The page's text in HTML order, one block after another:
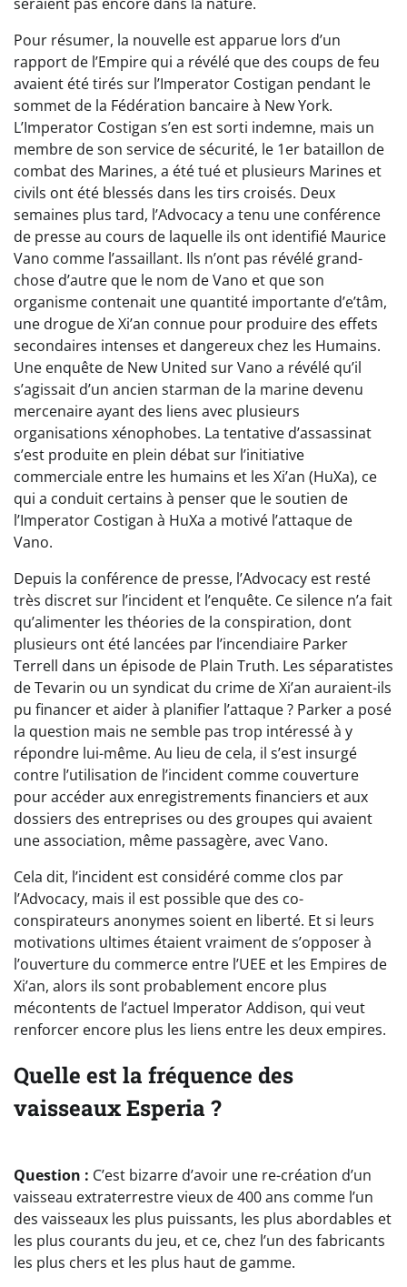
Pour résumer, la nouvelle est apparue lors d’un
rapport de l’Empire qui a révélé que des coups de feu
avaient été tirés sur l’Imperator Costigan pendant le
sommet de la Fédération bancaire à New York.
L’Imperator Costigan s’en est sorti indemne, mais un
membre de son service de sécurité, le 1er bataillon de
combat des Marines, a été tué et plusieurs Marines et
civils ont été blessés dans les tirs croisés. Deux
semaines plus tard, l’Advocacy a tenu une conférence
de presse au cours de laquelle ils ont identifié Maurice
Vano comme l’assaillant. Ils n’ont pas révélé grand-
chose d’autre que le nom de Vano et que son
organisme contenait une quantité importante d’e’tâm,
une drogue de Xi’an connue pour produire des effets
secondaires intenses et dangereux chez les Humains.
Une enquête de New United sur Vano a révélé qu’il
s’agissait d’un ancien starman de la marine devenu
mercenaire ayant des liens avec plusieurs
organisations xénophobes. La tentative d’assassinat
s’est produite en plein débat sur l’initiative
commerciale entre les humains et les Xi’an (HuXa), ce
qui a conduit certains à penser que le soutien de
l’Imperator Costigan à HuXa a motivé l’attaque de
Vano.
Depuis la conférence de presse, l’Advocacy est resté
très discret sur l’incident et l’enquête. Ce silence n’a fait
qu’alimenter les théories de la conspiration, dont
plusieurs ont été lancées par l’incendiaire Parker
Terrell dans un épisode de Plain Truth. Les séparatistes
de Tevarin ou un syndicat du crime de Xi’an auraient-ils
pu financer et aider à planifier l’attaque ? Parker a posé
la question mais ne semble pas trop intéressé à y
répondre lui-même. Au lieu de cela, il s’est insurgé
contre l’utilisation de l’incident comme couverture
pour accéder aux enregistrements financiers et aux
dossiers des entreprises ou des groupes qui avaient
une association, même passagère, avec Vano.
Cela dit, l’incident est considéré comme clos par
l’Advocacy, mais il est possible que des co-
conspirateurs anonymes soient en liberté. Et si leurs
motivations ultimes étaient vraiment de s’opposer à
l’ouverture du commerce entre l’UEE et les Empires de
Xi’an, alors ils sont probablement encore plus
mécontents de l’actuel Imperator Addison, qui veut
renforcer encore plus les liens entre les deux empires.
Quelle est la fréquence des
vaisseaux Esperia ?
Question : C’est bizarre d’avoir une re-création d’un
vaisseau extraterrestre vieux de 400 ans comme l’un
des vaisseaux les plus puissants, les plus abordables et
les plus courants du jeu, et ce, chez l’un des fabricants
les plus chers et les plus haut de gamme.